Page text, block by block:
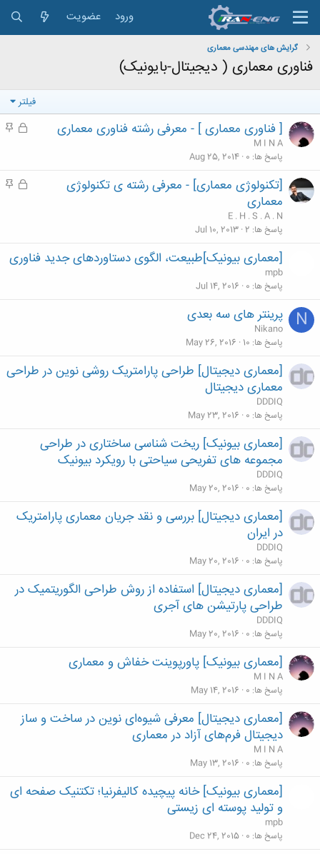
ورود عضویت
گرایش های مهندسی معماری
فناوری معماری ( دیجیتال-بایونیک)
فیلتر
ق
د
م
[ فناوری معماری ] - معرفی رشته فناوری معماری
M I N A
پاسخ ها 0
Aug 25, 2014
ق
ه
م
[تکنولوژی معماری] - معرفی رشته ی تکنولوژی
معماری
E . H . S . A . N
پاسخ ها 2
Jul 10, 2013
[معماری بیونیک]طبیعت، الگوی دستاوردهای جدید فناوری
mpb
پاسخ ها 0
Jul 14, 2016
N پرینتر های سه بعدی
Nikano
پاسخ ها 10
May 26, 2016
[معماری دیجیتال] طراحی پارامتریک روشی نوین در طراحی
معماری دیجیتال
DDDIQ
پاسخ ها 0
May 23, 2016
[معماری بیونیک] ریخت شناسی ساختاری در طراحی
مجموعه های تفریحی سیاحتی با رویکرد بیونیک
DDDIQ
پاسخ ها 0
May 20, 2016
[معماری دیجیتال] بررسی و نقد جریان معماری پارامتریک
در ایران
DDDIQ
پاسخ ها 0
May 20, 2016
[معماری دیجیتال] استفاده از روش طراحی الگوریتمیک در
طراحی پارتیشن های آجری
DDDIQ
پاسخ ها 0
May 20, 2016
[معماری بیونیک] پاورپوینت خفاش و معماری
M I N A
پاسخ ها 0
May 14, 2016
[معماری دیجیتال] معرفی شیوه‌ای نوین در ساخت ‌و ساز
دیجیتال فرم‌های آزاد در معماری
M I N A
پاسخ ها 0
May 13, 2016
[معماری بیونیک] خانه پیچیده کالیفرنیا؛ تکتنیک صفحه ای
و تولید پوسته ای زیستی
mpb
پاسخ ها 0
Dec 24, 2015